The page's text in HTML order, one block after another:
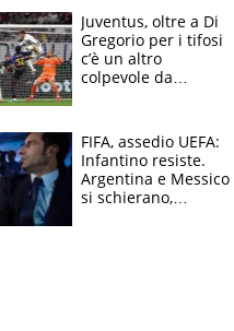
Martin
Juventus, oltre a Di
Gregorio per i tifosi
c’è un altro
colpevole da
FIFA, assedio UEFA:
Infantino resiste.
Argentina e Messico
si schierano,